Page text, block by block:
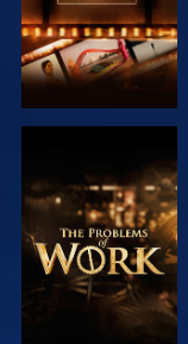
ΕΞΕΡΕΥΝΗΣΤΕ
ΤΗ ΣΕΙΡΑ